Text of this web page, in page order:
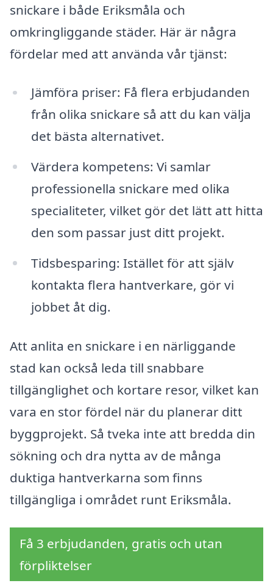
snickare i både Eriksmåla och
omkringliggande städer. Här är några
fördelar med att använda vår tjänst:
Jämföra priser: Få flera erbjudanden
från olika snickare så att du kan välja
det bästa alternativet.
Värdera kompetens: Vi samlar
professionella snickare med olika
specialiteter, vilket gör det lätt att hitta
den som passar just ditt projekt.
Tidsbesparing: Istället för att själv
kontakta flera hantverkare, gör vi
jobbet åt dig.
Att anlita en snickare i en närliggande
stad kan också leda till snabbare
tillgänglighet och kortare resor, vilket kan
vara en stor fördel när du planerar ditt
byggprojekt. Så tveka inte att bredda din
sökning och dra nytta av de många
duktiga hantverkarna som finns
tillgängliga i området runt Eriksmåla.
Få 3 erbjudanden, gratis och utan
förpliktelser